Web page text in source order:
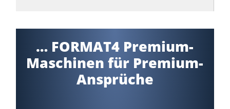
… FORMAT4 Premium-
Maschinen für Premium-
Ansprüche